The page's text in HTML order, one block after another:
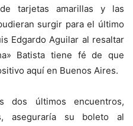
tarjetas amarillas y las
surgir para el último
Edgardo Aguilar al resaltar
Batista tiene fé de que
aquí en Buenos Aires.
dos últimos encuentros,
aseguraría su boleto al